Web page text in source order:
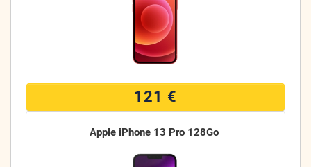
121 €
Apple iPhone 13 Pro 128Go